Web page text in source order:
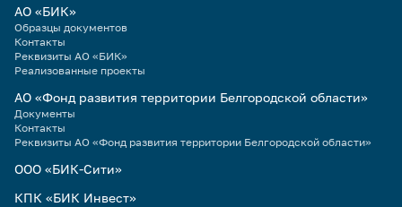
АО «БИК»
Образцы документов
Контакты
Реквизиты АО «БИК»
Реализованные проекты
АО «Фонд развития территории Белгородской области»
Документы
Контакты
Реквизиты АО «Фонд развития территории Белгородской области»
ООО «БИК-Сити»
КПК «БИК Инвест»